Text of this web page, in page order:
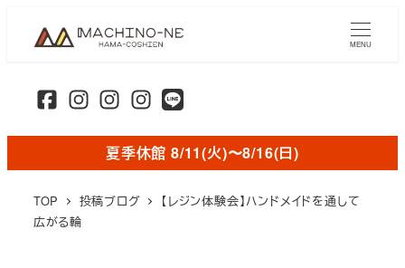
ン
MENU
夏季休館 8/11(火)〜8/16(日)
TOP 投稿ブログ
【レジン体験会】ハンドメイドを通して
広がる輪